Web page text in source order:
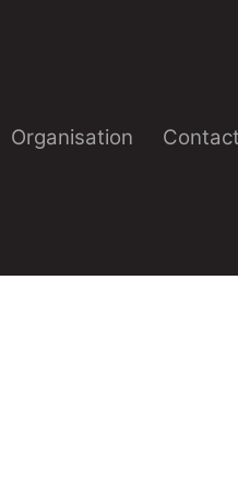
Organisation Contact